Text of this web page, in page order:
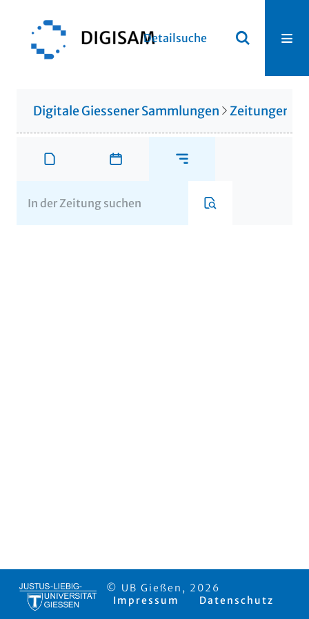
Detailsuche
Digitale Giessener Sammlungen Zeitungen
© UB Gießen, 2026
Impressum
Datenschutz